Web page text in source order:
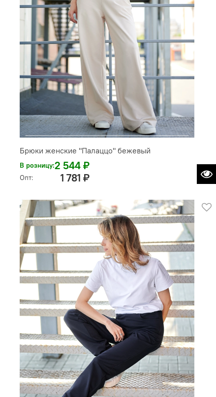
Брюки женские "Палаццо" бежевый
В розницу:2 544 ₽
Опт: 1 781 ₽